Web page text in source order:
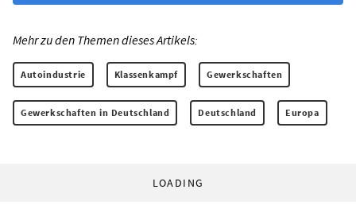
Mehr zu den Themen dieses Artikels:
Autoindustrie Klassenkampf Gewerkschaften
Gewerkschaften in Deutschland Deutschland Europa
LOADING